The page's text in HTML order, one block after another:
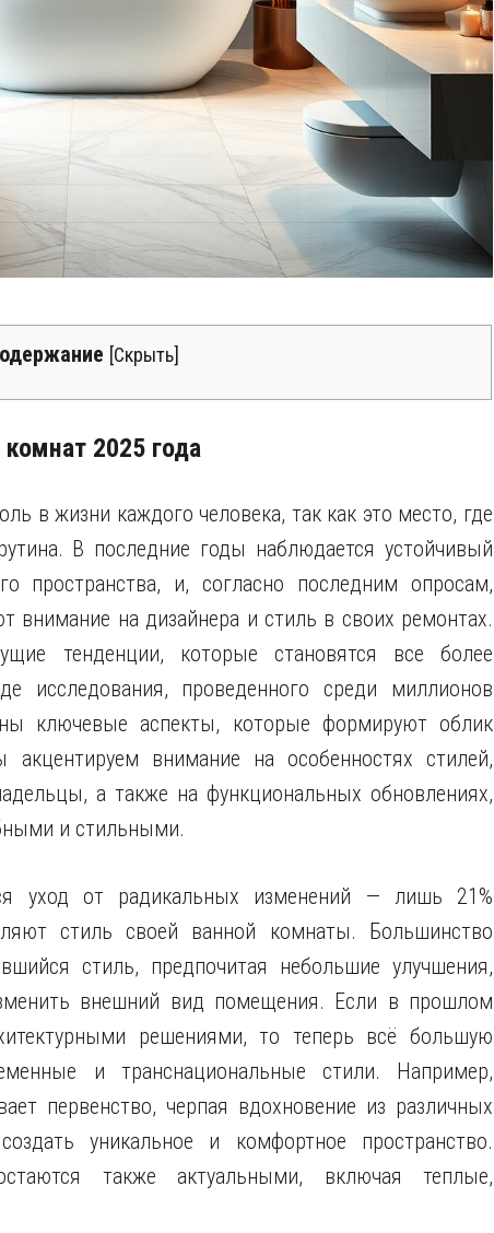
[Скрыть]
2025 года
в жизни каждого человека, так как это место, где
В последние годы наблюдается устойчивый
пространства, и, согласно последним опросам,
на дизайнера и стиль в своих ремонтах.
тенденции, которые становятся все более
исследования, проведенного среди миллионов
ключевые аспекты, которые формируют облик
внимание на особенностях стилей,
а также на функциональных обновлениях,
и стильными.
уход от радикальных изменений — лишь 21%
стиль своей ванной комнаты. Большинство
стиль, предпочитая небольшие улучшения,
внешний вид помещения. Если в прошлом
решениями, то теперь всё большую
и транснациональные стили. Например,
первенство, черпая вдохновение из различных
уникальное и комфортное пространство.
также актуальными, включая теплые,